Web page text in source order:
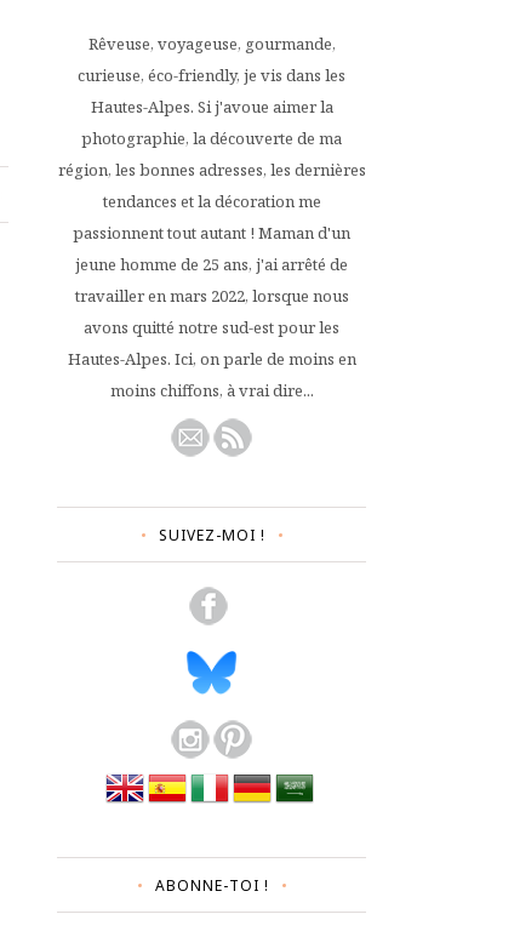
Rêveuse, voyageuse, gourmande,
curieuse, éco-friendly, je vis dans les
Hautes-Alpes. Si j'avoue aimer la
photographie, la découverte de ma
région, les bonnes adresses, les dernières
tendances et la décoration me
passionnent tout autant ! Maman d'un
jeune homme de 25 ans, j'ai arrêté de
travailler en mars 2022, lorsque nous
avons quitté notre sud-est pour les
Hautes-Alpes. Ici, on parle de moins en
moins chiffons, à vrai dire...
SUIVEZ-MOI !
ABONNE-TOI !